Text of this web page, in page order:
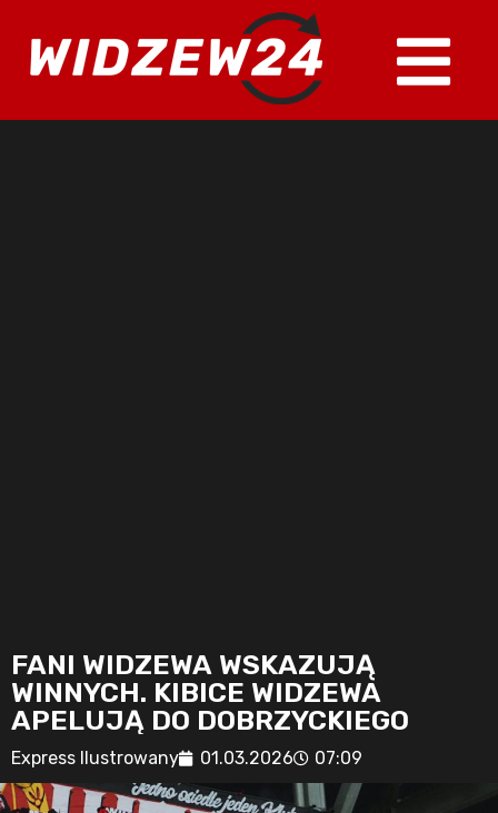
FANI WIDZEWA WSKAZUJĄ
WINNYCH. KIBICE WIDZEWA
APELUJĄ DO DOBRZYCKIEGO
Express Ilustrowany 01.03.2026 07:09